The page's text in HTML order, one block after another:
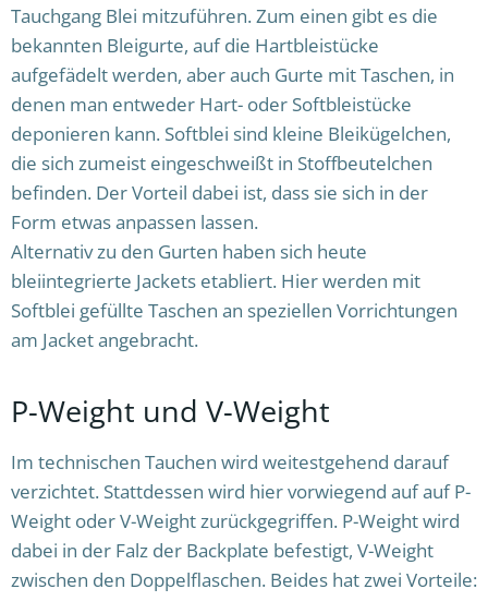
Tauchgang Blei mitzuführen. Zum einen gibt es die
bekannten Bleigurte, auf die Hartbleistücke
aufgefädelt werden, aber auch Gurte mit Taschen, in
denen man entweder Hart- oder Softbleistücke
deponieren kann. Softblei sind kleine Bleikügelchen,
die sich zumeist eingeschweißt in Stoffbeutelchen
befinden. Der Vorteil dabei ist, dass sie sich in der
Form etwas anpassen lassen.
Alternativ zu den Gurten haben sich heute
bleiintegrierte Jackets etabliert. Hier werden mit
Softblei gefüllte Taschen an speziellen Vorrichtungen
am Jacket angebracht.
P-Weight und V-Weight
Im technischen Tauchen wird weitestgehend darauf
verzichtet. Stattdessen wird hier vorwiegend auf auf P-
Weight oder V-Weight zurückgegriffen. P-Weight wird
dabei in der Falz der Backplate befestigt, V-Weight
zwischen den Doppelflaschen. Beides hat zwei Vorteile: